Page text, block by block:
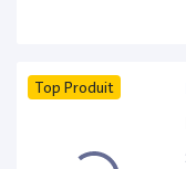
Top Produit